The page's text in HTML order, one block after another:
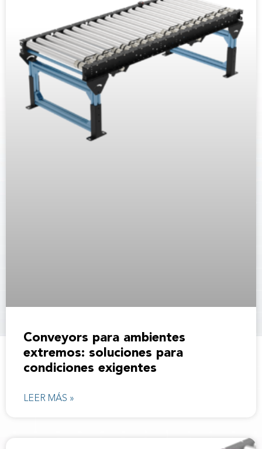
Conveyors para ambientes
extremos: soluciones para
condiciones exigentes
LEER MÁS »